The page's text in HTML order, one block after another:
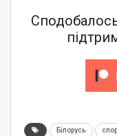
Білорусь